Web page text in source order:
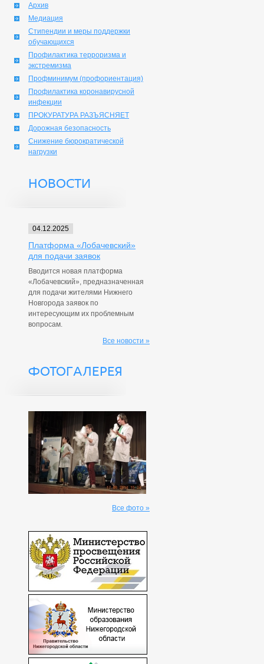
Архив
Медиация
Стипендии и меры поддержки
обучающихся
Профилактика терроризма и
экстремизма
Профминимум (профориентация)
Профилактика коронавирусной
инфекции
ПРОКУРАТУРА РАЗЪЯСНЯЕТ
Дорожная безопасность
Снижение бюрократической
нагрузки
НОВОСТИ
04.12.2025
Платформа «Лобачевский»
для подачи заявок
Вводится новая платформа
«Лобачевский», предназначенная
для подачи жителями Нижнего
Новгорода заявок по
интересующим их проблемным
вопросам.
Все новости »
ФОТОГАЛЕРЕЯ
Все фото »